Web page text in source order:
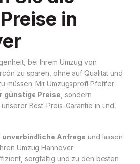
in
bei Ihrem Umzug von
zu sparen, ohne auf Qualität und
müssen. Mit Umzugsprofi Pfeiffer
günstige Preise , sondern
Best-Preis-Garantie in und
unverbindliche Anfrage und lassen
Umzug Hannover
sorgfältig und zu den besten